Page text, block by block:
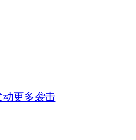
更多袭击